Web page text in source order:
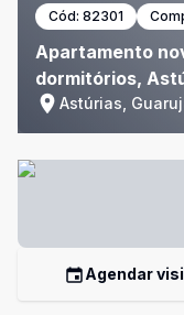
Cód: 82301
Apartamento
dormitórios,
Astúrias,
Agendar